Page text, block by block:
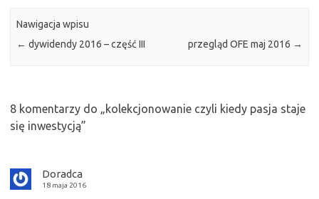
Nawigacja wpisu
← dywidendy 2016 – część III przegląd OFE maj 2016 →
8 komentarzy do „kolekcjonowanie czyli kiedy pasja staje
się inwestycją”
Doradca
18 maja 2016